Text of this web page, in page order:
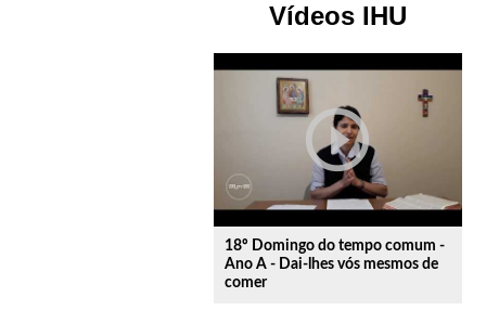
Vídeos IHU
play_circle_outline
18º Domingo do tempo comum -
Ano A - Dai-lhes vós mesmos de
comer